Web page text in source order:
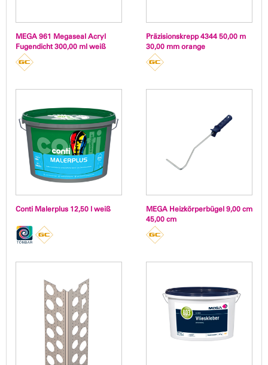
MEGA 961 Megaseal Acryl
Fugendicht 300,00 ml weiß
Präzisionskrepp 4344 50,00 m
30,00 mm orange
Conti Malerplus 12,50 l weiß
MEGA Heizkörperbügel 9,00 cm
45,00 cm